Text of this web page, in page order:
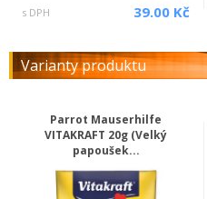
s DPH 39.00 Kč
Varianty produktu
Parrot Mauserhilfe
VITAKRAFT 20g (Velký
papoušek...